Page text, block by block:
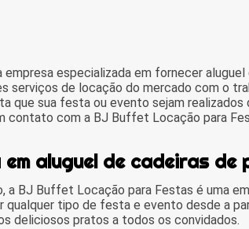
empresa especializada em fornecer
serviços de locação do mercado com o
que sua festa ou evento sejam
contato com a BJ Buffet Locação para
aluguel de cadeiras de
a BJ Buffet Locação para Festas é uma
qualquer tipo de festa e evento desde a
deliciosos pratos a todos os convidados.